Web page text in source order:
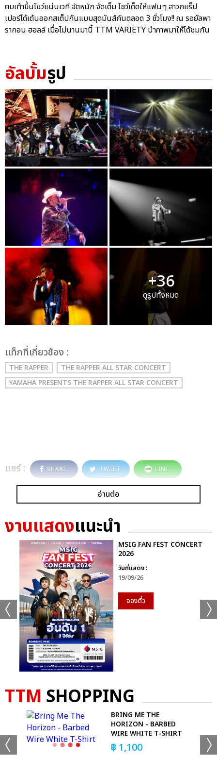
ตบเท้าขึ้นโชว์แน่นเวที จัดหนัก จัดเต็ม โชว์เด็ดให้แฟนๆ สาวกแร็ป
เปอร์ได้เต้นออกสเต็ปกันแบบสุดมันส์กันตลอด 3 ชั่วโมง!! ณ รอยัลพา
รากอน ฮอลล์ เมื่อไม่นานมานี้ TTM VARIETY นำภาพมาให้ได้ชมกัน
อัลบั้มรูป
+36
ดูรูปทั้งหมด
เเท็กที่เกี่ยวข้อง :
THE RAPPER
THE RAPPER ALL STAR CONCERT
YAMAHA PRESENTS THE RAPPER ALL STAR CONCERT
แชร์ : SHARE TWEET LINE
อ่านต่อ
งานแสดงแนะนำ
MSIG FAN FEST CONCERT
2026
วันที่แสดง :
19/09/26
จองตั๋ว
TTM SHOPPING
BRING ME THE
HORIZON - BARBED
WIRE WHITE T-SHIRT
฿ 1,100